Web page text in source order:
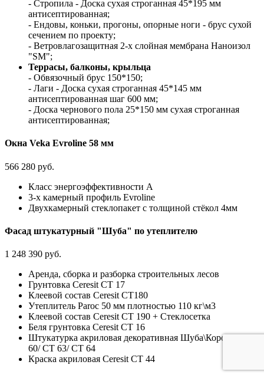
- Стропила - Доска сухая строганная 45*195 мм
антисептированная;
- Ендовы, коньки, прогоны, опорные ноги - брус сухой
сечением по проекту;
- Ветровлагозащитная 2-х слойная мембрана Наноизол
"SM";
Террасы, балконы, крыльца
- Обвязочный брус 150*150;
- Лаги - Доска сухая строганная 45*145 мм
антисептированная шаг 600 мм;
- Доска чернового пола 25*150 мм сухая строганная
антисептированная;
Окна Veka Evroline 58 мм
566 280 руб.
Класс энергоэффективности А
3-х камерный профиль Evroline
Двухкамерный стеклопакет с толщиной стёкол 4мм
Фасад штукатурный "Шуба" по утеплителю
1 248 390 руб.
Аренда, сборка и разборка строительных лесов
Грунтовка Ceresit CT 17
Клеевой состав Ceresit СТ180
Утеплитель Paroc 50 мм плотностью 110 кг\м3
Клеевой состав Ceresit CT 190 + Стеклосетка
Беля грунтовка Ceresit CT 16
Штукатурка акриловая декоративная Шуба\Короед CT
60/ CT 63/ CT 64
Краска акриловая Ceresit CT 44